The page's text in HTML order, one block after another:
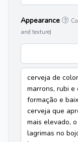
Appearance
and texture)
cerveja de
marrons, rubi e
formação e
cerveja que
mais elevado,
lagrimas no